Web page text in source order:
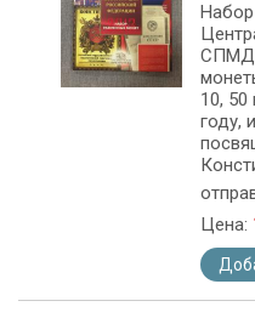
СПМД.
10, 50
году,
Цена: